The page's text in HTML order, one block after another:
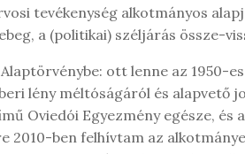
tevékenység alkotmányos
a (politikai) széljárás össze-
ott lenne az 1950-
lény méltóságáról és alapvető
Oviedói Egyezmény egésze, és
2010-ben felhívtam az